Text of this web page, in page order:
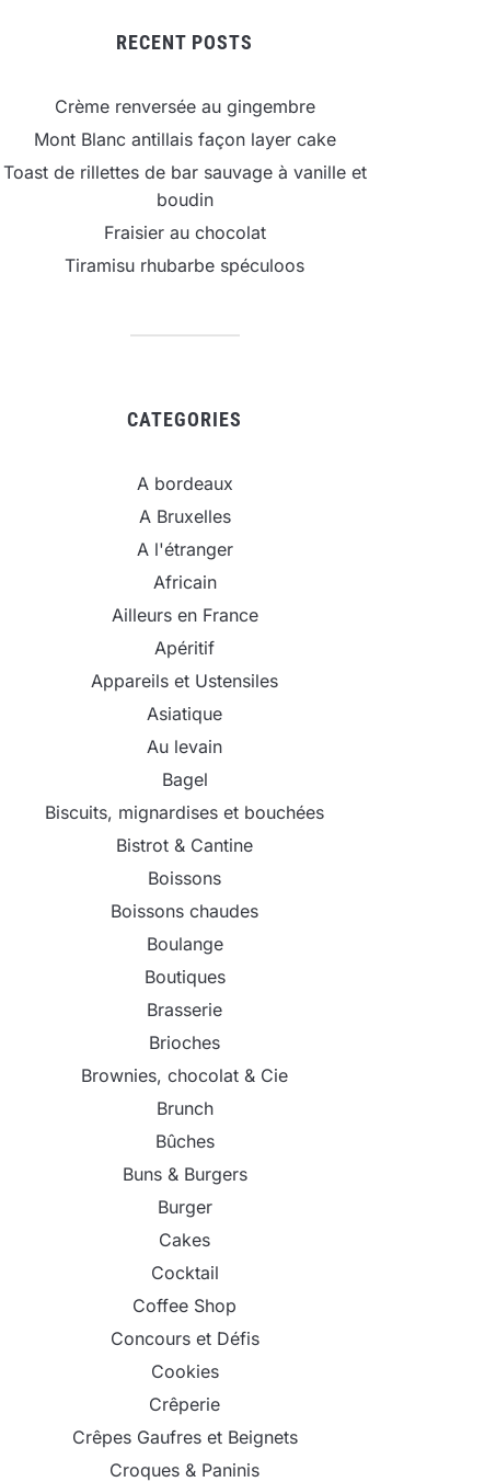
RECENT POSTS
Crème renversée au gingembre
Mont Blanc antillais façon layer cake
Toast de rillettes de bar sauvage à vanille et
boudin
Fraisier au chocolat
Tiramisu rhubarbe spéculoos
CATEGORIES
A bordeaux
A Bruxelles
A l'étranger
Africain
Ailleurs en France
Apéritif
Appareils et Ustensiles
Asiatique
Au levain
Bagel
Biscuits, mignardises et bouchées
Bistrot & Cantine
Boissons
Boissons chaudes
Boulange
Boutiques
Brasserie
Brioches
Brownies, chocolat & Cie
Brunch
Bûches
Buns & Burgers
Burger
Cakes
Cocktail
Coffee Shop
Concours et Défis
Cookies
Crêperie
Crêpes Gaufres et Beignets
Croques & Paninis